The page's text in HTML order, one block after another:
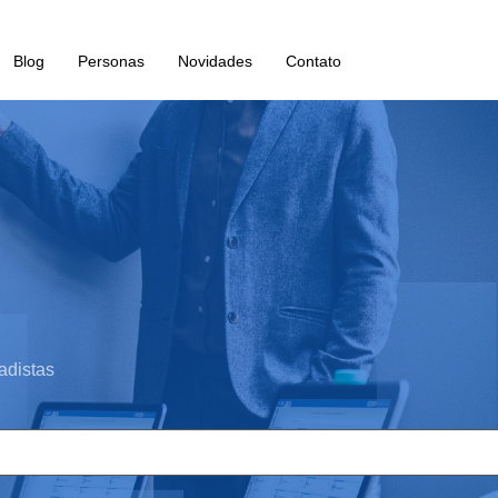
Blog Personas Novidades Contato